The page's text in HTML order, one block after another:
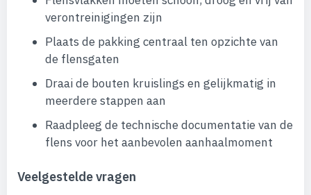
verontreinigingen zijn
Plaats de pakking centraal ten opzichte van
de flensgaten
Draai de bouten kruislings en gelijkmatig in
meerdere stappen aan
Raadpleeg de technische documentatie van de
flens voor het aanbevolen aanhaalmoment
Veelgestelde vragen